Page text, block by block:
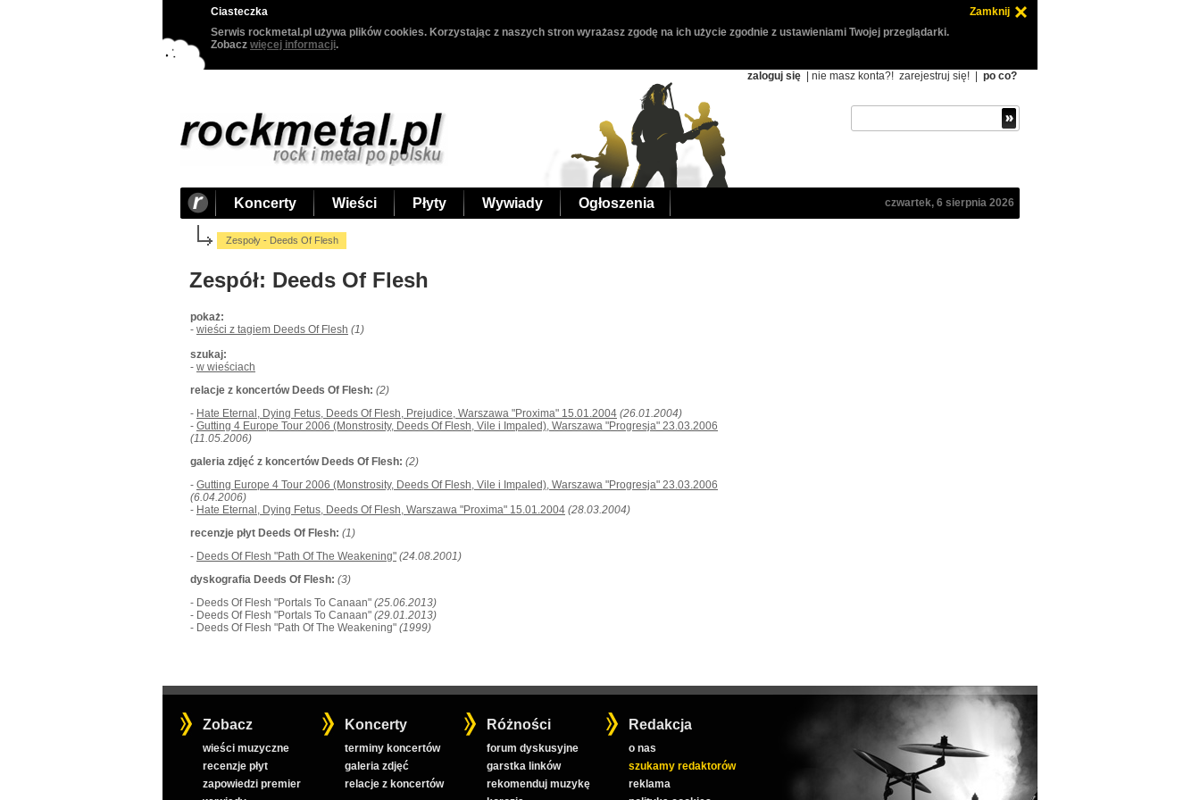
Ciasteczka
Zamknij
Serwis rockmetal.pl używa plików cookies. Korzystając z naszych stron wyrażasz zgodę na ich użycie zgodnie z ustawieniami Twojej przeglądarki.
Zobacz więcej informacji.
zaloguj się | nie masz konta?! zarejestruj się! po co?
Koncerty Wieści Płyty Wywiady Ogłoszenia czwartek, 6 sierpnia 2026
Zespoły - Deeds Of Flesh
Zespół: Deeds Of Flesh
pokaż:
- wieści z tagiem Deeds Of Flesh (1)
szukaj:
- w wieściach
relacje z koncertów Deeds Of Flesh: (2)
- Hate Eternal, Dying Fetus, Deeds Of Flesh, Prejudice, Warszawa "Proxima" 15.01.2004 (26.01.2004)
- Gutting 4 Europe Tour 2006 (Monstrosity, Deeds Of Flesh, Vile i Impaled), Warszawa "Progresja" 23.03.2006
(11.05.2006)
galeria zdjęć z koncertów Deeds Of Flesh: (2)
- Gutting Europe 4 Tour 2006 (Monstrosity, Deeds Of Flesh, Vile i Impaled), Warszawa "Progresja" 23.03.2006
(6.04.2006)
- Hate Eternal, Dying Fetus, Deeds Of Flesh, Warszawa "Proxima" 15.01.2004 (28.03.2004)
recenzje płyt Deeds Of Flesh: (1)
- Deeds Of Flesh "Path Of The Weakening" (24.08.2001)
dyskografia Deeds Of Flesh: (3)
- Deeds Of Flesh "Portals To Canaan" (25.06.2013)
- Deeds Of Flesh "Portals To Canaan" (29.01.2013)
- Deeds Of Flesh "Path Of The Weakening" (1999)
Zobacz
wieści muzyczne
recenzje płyt
zapowiedzi premier
Koncerty
terminy koncertów
galeria zdjęć
relacje z koncertów
Różności
forum dyskusyjne
garstka linków
rekomenduj muzykę
Redakcja
o nas
szukamy redaktorów
reklama